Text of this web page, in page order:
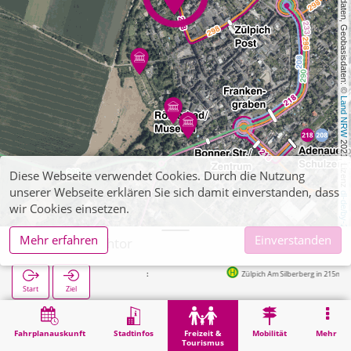
, Kartendaten, Geobasisdaten: ©
Land NRW
2021, Lizenz
dl-de/by-2-0
Fahrplanauskunft Stadtinfos
Freizeit &
Tourismus
Mobilität Mehr
Zülpich, Bachtor
Start Ziel
Zülpich Am Silberberg in 215m
Freizeit & Tourismus Sehenswürdigkeit Zülpich, Bachtor
Diese Webseite verwendet Cookies. Durch die Nutzung
unserer Webseite erklären Sie sich damit einverstanden, dass
wir Cookies einsetzen.
Mehr erfahren
Einverstanden